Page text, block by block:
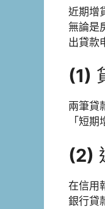
近期增
無論是
出貸款
(1)
兩筆貸
「短期
(2)
在信用
銀行貸